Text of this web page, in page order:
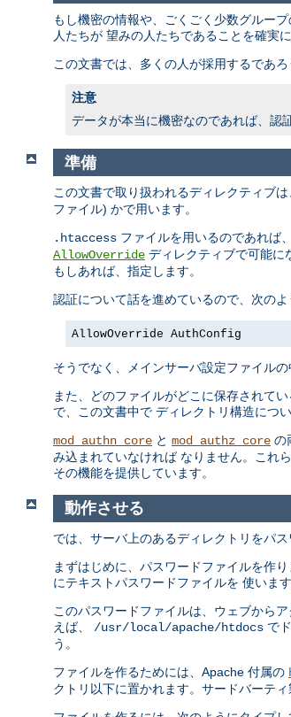
もし機密の情報や、ごくごく少数グルー
人たちが 望みの人たちであることを確実
この文書では、多くの人が採用するであ
注意
データが本当に機密なのであれば、認
準備
この文書で取り扱われるディレクティブ
ファイル) かで用います。
.htaccess ファイルを用いるのであれば
AllowOverride ディレクティブで可能に
もしあれば、指定します。
認証について話を進めているので、次のよ
AllowOverride AuthConfig
そうでなく、メインサーバ設定ファイル
また、どのファイルがどこに保存されて
で、この文書中で ディレクトリ構造につ
mod_authn_core と mod_authz_core の
み込まれていなければ なりません。これ
その機能を提供しています。
動作させる
では、サーバ上のあるディレクトリをパ
まずはじめに、パスワードファイルを作
にテキストパスワードファイルを 使います
このパスワードファイルは、ウェブから
えば、 /usr/local/apache/htdocs で
う。
ファイルを作るためには、Apache 付属の
クトリ以下に置かれます。サードバーテ